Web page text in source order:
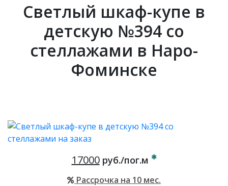
Светлый шкаф-купе в
детскую №394 со
стеллажами в Наро-
Фоминске
17000руб./пог.м
Рассрочка на 10 мес.